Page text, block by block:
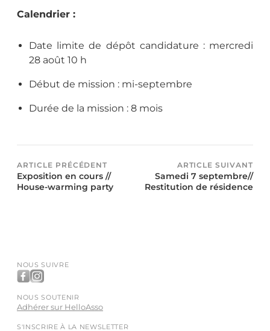
Calendrier :
Date limite de dépôt candidature : mercredi
28 août 10 h
Début de mission : mi-septembre
Durée de la mission : 8 mois
ARTICLE PRÉCÉDENT
Exposition en cours //
House-warming party
ARTICLE SUIVANT
Samedi 7 septembre//
Restitution de résidence
NOUS SUIVRE
NOUS SOUTENIR
Adhérer sur HelloAsso
S'INSCRIRE À LA NEWSLETTER